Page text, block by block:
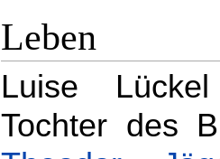
Leben
Luise
Tochter des